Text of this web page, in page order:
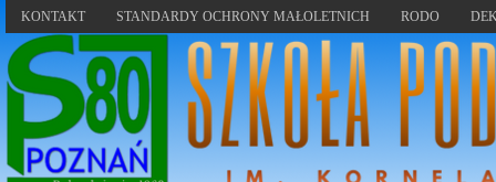
KONTAKT STANDARDY OCHRONY MAŁOLETNICH RODO